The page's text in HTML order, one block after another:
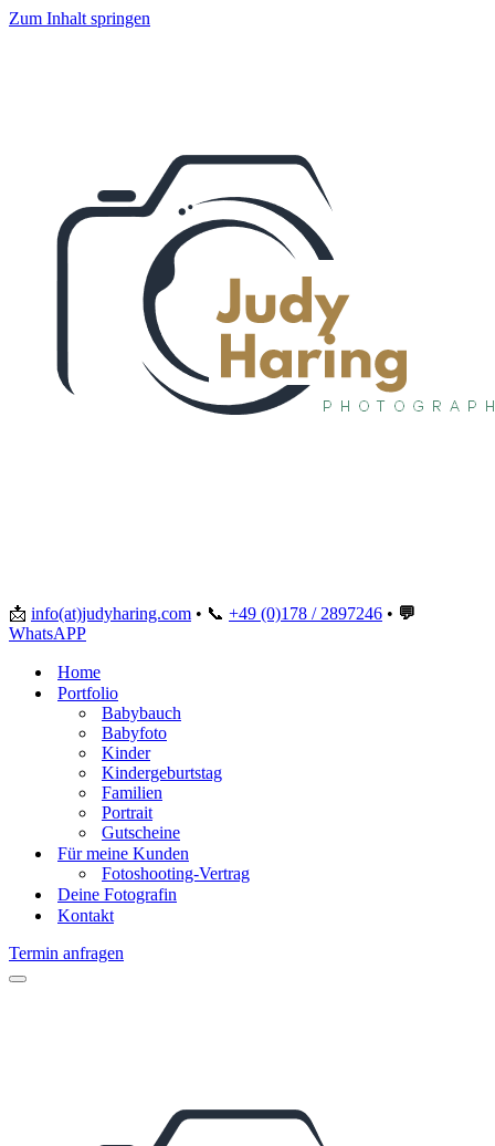
Zum Inhalt springen
📩 info(at)judyharing.com • 📞 +49 (0)178 / 2897246 • 💬
WhatsAPP
Home
Portfolio
Babybauch
Babyfoto
Kinder
Kindergeburtstag
Familien
Portrait
Gutscheine
Für meine Kunden
Fotoshooting-Vertrag
Deine Fotografin
Kontakt
Termin anfragen
Navigationsmenü